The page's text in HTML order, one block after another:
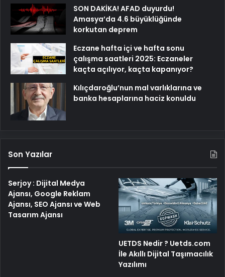
SON DAKİKA! AFAD duyurdu!
Amasya’da 4.6 büyüklüğünde
korkutan deprem
Eczane hafta içi ve hafta sonu
çalışma saatleri 2025: Eczaneler
kaçta açılıyor, kaçta kapanıyor?
Kılıçdaroğlu’nun mal varlıklarına ve
banka hesaplarına haciz konuldu
Son Yazılar
Serjoy : Dijital Medya
Ajansı, Google Reklam
Ajansı, SEO Ajansı ve Web
Tasarım Ajansı
UETDS Nedir ? Uetds.com
İle Akıllı Dijital Taşımacılık
Yazılımı